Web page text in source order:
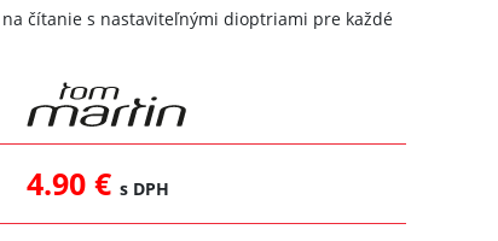
čítanie s nastaviteľnými dioptriami pre každé
4.90 €s DPH